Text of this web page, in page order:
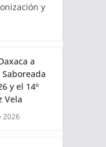
y
a
y el 14º
Vela
2026